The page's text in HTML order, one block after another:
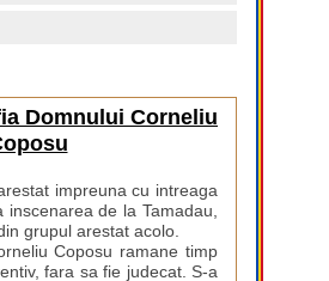
Domnului Corneliu
impreuna cu intreaga
de la Tamadau,
grupul arestat acolo.
Coposu ramane timp
fara sa fie judecat. S-a